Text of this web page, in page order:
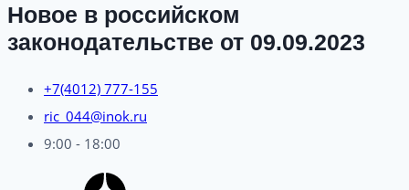
Новое в российском
законодательстве от 09.09.2023
+7(4012) 777-155
ric_044@inok.ru
9:00 - 18:00